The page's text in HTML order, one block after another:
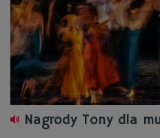
Nagrody Tony dla